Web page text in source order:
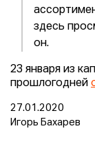
здесь
он.
23 января из
прошлогодней
27.01.2020
Игорь Бахарев